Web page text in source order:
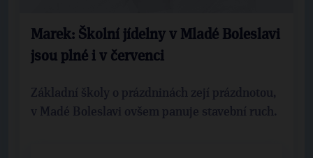
Marek: Školní jídelny v Mladé Boleslavi
jsou plné i v červenci
Základní školy o prázdninách zejí prázdnotou,
v Madé Boleslavi ovšem panuje stavební ruch.